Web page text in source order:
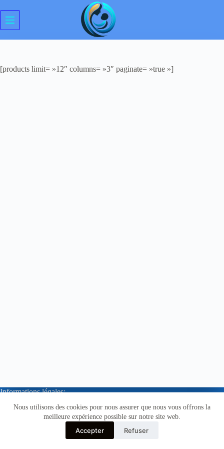
au
contenu
Nous utilisons des cookies pour nous assurer que nous vous offrons la
meilleure expérience possible sur notre site web.
Accepter Refuser
[products limit= »12″ columns= »3″ paginate= »true »]
Informations légales:
Mentions Légales
Politique de confidentialité
Conditions Générales de Vente
Copyright © 2026 - Bebe-WaW.com - powered by